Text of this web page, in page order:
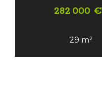
282 000 €
29 m²